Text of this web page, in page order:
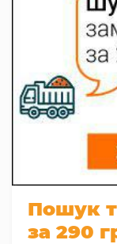
Пошук
за 290